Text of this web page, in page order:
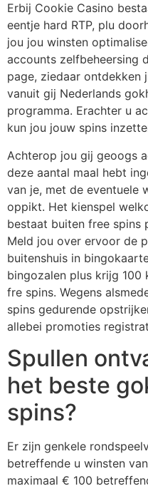
Erbij Cookie Casino
eentje hard RTP, plu
jou jou winsten
accounts zelfbeheersing
page, ziedaar ontdekken
vanuit gij Nederlands
programma. Erachter u
kun jou jouw spins
Achterop jou gij geoogs
deze aantal maal hebt
van je, met de eventuele
oppikt. Het kienspel
bestaat buiten free spins
Meld jou over ervoor de
buitenshuis in
bingozalen plus krijg
fre spins. Wegens
spins gedurende
allebei promoties
Spullen
het beste
spins?
Er zijn genkele
betreffende u winsten
maximaal € 100